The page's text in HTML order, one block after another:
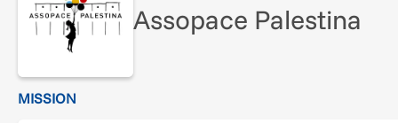
Assopace Palestina
MISSION